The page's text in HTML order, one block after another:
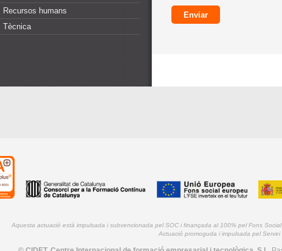
Recursos humans
Tècnica
Aquesta actuació està impulsada i subvencionada pel SOC i finançada al 100% pel Fons
Actuació promoguda i impulsada pel